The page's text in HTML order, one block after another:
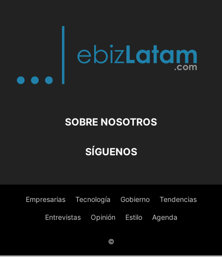
SOBRE NOSOTROS
SÍGUENOS
Empresarias Tecnología Gobierno Tendencias
Entrevistas Opinión Estilo Agenda
©